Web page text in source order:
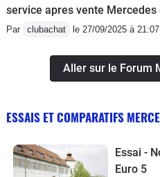
service apres vente
Par clubachat le 27/09/2025 à 21:07
Aller sur le Forum
ESSAIS ET COMPARATIFS
Essai -
Euro 5